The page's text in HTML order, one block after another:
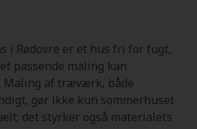
i Rødovre er et hus fri for fugt,
passende maling kan
Maling af træværk, både
gør ikke kun sommerhuset
det styrker også materialets